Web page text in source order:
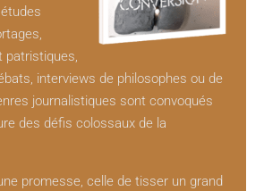
patristiques,
interviews de philosophes ou de
journalistiques sont convoqués
des défis colossaux de la
promesse, celle de tisser un grand